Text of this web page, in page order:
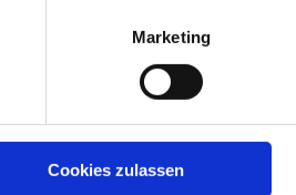
Marketing
Cookies zulassen
sind hier
Welt